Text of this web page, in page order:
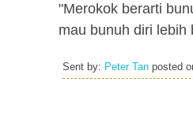
"Merokok berarti
mau bunuh diri lebih
Sent by: Peter Tan posted